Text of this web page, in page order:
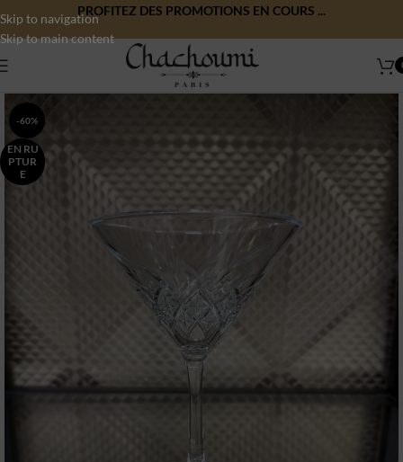
Skip to navigation
Skip to main content
PROFITEZ DES PROMOTIONS EN COURS ...
-60%
EN RU
PTUR
E